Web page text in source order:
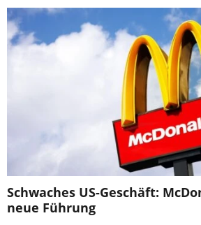
Schwaches US-Geschäft:
neue Führung